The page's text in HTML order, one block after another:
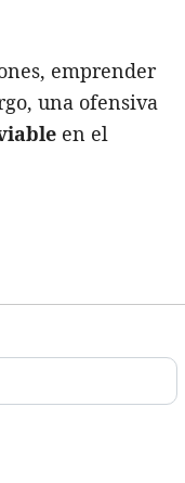
emprender
una ofensiva
en el